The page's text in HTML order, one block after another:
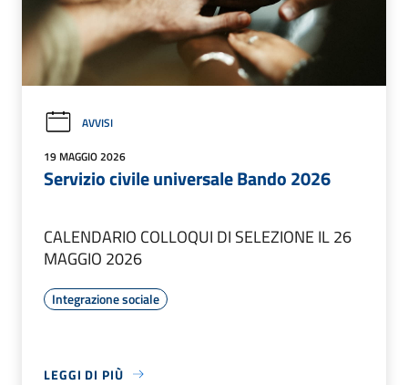
AVVISI
19 MAGGIO 2026
Servizio civile universale Bando 2026
CALENDARIO COLLOQUI DI SELEZIONE IL 26
MAGGIO 2026
Integrazione sociale
LEGGI DI PIÙ